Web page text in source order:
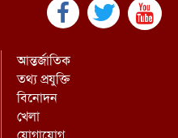
আন্তর্জাতিক
তথ্য প্রযুক্তি
বিনোদন
খেলা
যোগাযোগ